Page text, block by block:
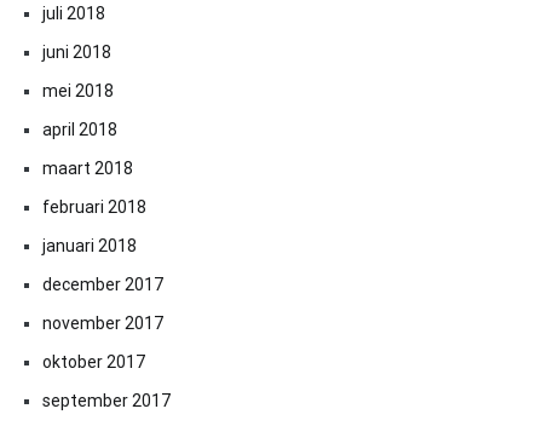
juli 2018
juni 2018
mei 2018
april 2018
maart 2018
februari 2018
januari 2018
december 2017
november 2017
oktober 2017
september 2017